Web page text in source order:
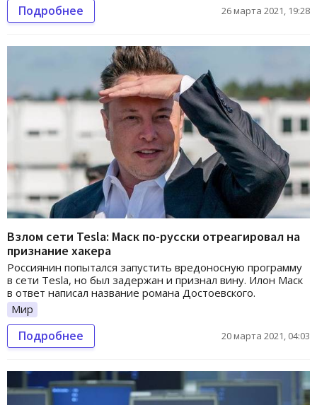
Подробнее 26 марта 2021, 19:28
Взлом сети Tesla: Маск по-русски отреагировал на
признание хакера
Россиянин попытался запустить вредоносную программу
в сети Tesla, но был задержан и признал вину. Илон Маск
в ответ написал название романа Достоевского.
Мир
Подробнее 20 марта 2021, 04:03